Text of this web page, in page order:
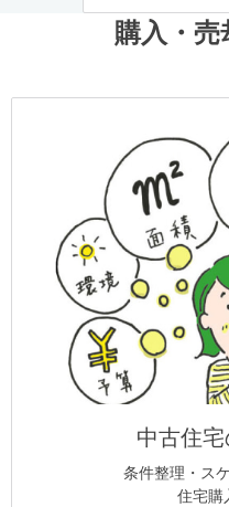
購入・売
中古住
条件整理・ス
住宅購